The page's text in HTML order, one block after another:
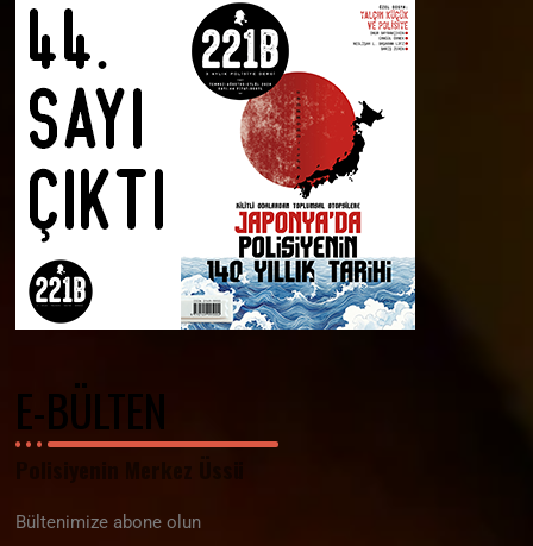
E-BÜLTEN
Bültenimize abone olun